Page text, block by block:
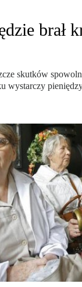
brał
skutków
wystarczy